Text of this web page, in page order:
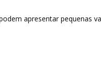
apresentar pequenas